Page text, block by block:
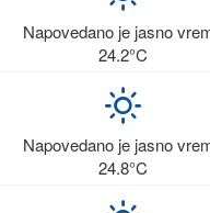
Napovedano je jasno
24.2°C
Napovedano je jasno
24.8°C